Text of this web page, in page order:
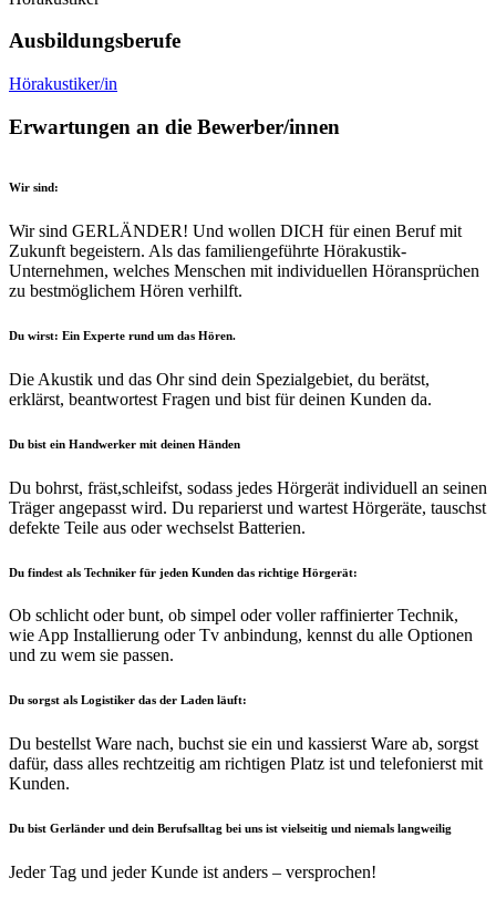
Ausbildungsberufe
Hörakustiker/in
Erwartungen an die Bewerber/innen
Wir sind:
Wir sind GERLÄNDER! Und wollen DICH für einen Beruf mit
Zukunft begeistern. Als das familiengeführte Hörakustik-
Unternehmen, welches Menschen mit individuellen Höransprüchen
zu bestmöglichem Hören verhilft.
Du wirst: Ein Experte rund um das Hören.
Die Akustik und das Ohr sind dein Spezialgebiet, du berätst,
erklärst, beantwortest Fragen und bist für deinen Kunden da.
Du bist ein Handwerker mit deinen Händen
Du bohrst, fräst,schleifst, sodass jedes Hörgerät individuell an seinen
Träger angepasst wird. Du reparierst und wartest Hörgeräte, tauschst
defekte Teile aus oder wechselst Batterien.
Du findest als Techniker für jeden Kunden das richtige Hörgerät:
Ob schlicht oder bunt, ob simpel oder voller raffinierter Technik,
wie App Installierung oder Tv anbindung, kennst du alle Optionen
und zu wem sie passen.
Du sorgst als Logistiker das der Laden läuft:
Du bestellst Ware nach, buchst sie ein und kassierst Ware ab, sorgst
dafür, dass alles rechtzeitig am richtigen Platz ist und telefonierst mit
Kunden.
Du bist Gerländer und dein Berufsalltag bei uns ist vielseitig und niemals langweilig
Jeder Tag und jeder Kunde ist anders – versprochen!